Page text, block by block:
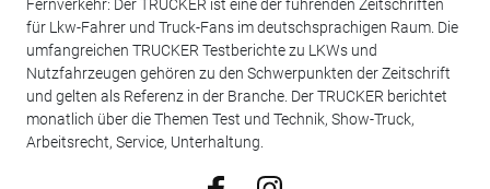
Fernverkehr: Der TRUCKER ist eine der führenden Zeitschriften
für Lkw-Fahrer und Truck-Fans im deutschsprachigen Raum. Die
umfangreichen TRUCKER Testberichte zu LKWs und
Nutzfahrzeugen gehören zu den Schwerpunkten der Zeitschrift
und gelten als Referenz in der Branche. Der TRUCKER berichtet
monatlich über die Themen Test und Technik, Show-Truck,
Arbeitsrecht, Service, Unterhaltung.